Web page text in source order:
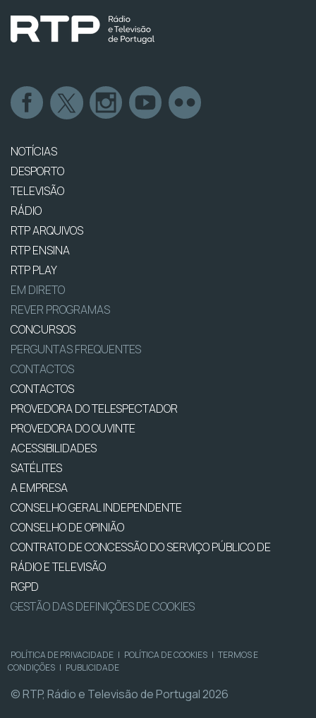
NOTÍCIAS
DESPORTO
TELEVISÃO
RÁDIO
RTP ARQUIVOS
RTP ENSINA
RTP PLAY
EM DIRETO
REVER PROGRAMAS
CONCURSOS
PERGUNTAS FREQUENTES
CONTACTOS
CONTACTOS
PROVEDORA DO TELESPECTADOR
PROVEDORA DO OUVINTE
ACESSIBILIDADES
SATÉLITES
A EMPRESA
CONSELHO GERAL INDEPENDENTE
CONSELHO DE OPINIÃO
CONTRATO DE CONCESSÃO DO SERVIÇO PÚBLICO DE
RÁDIO E TELEVISÃO
RGPD
GESTÃO DAS DEFINIÇÕES DE COOKIES
POLÍTICA DE PRIVACIDADE | POLÍTICA DE COOKIES | TERMOS E
CONDIÇÕES | PUBLICIDADE
© RTP, Rádio e Televisão de Portugal 2026